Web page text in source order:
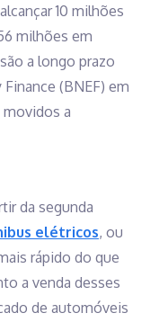
10 milhões
milhões em
a longo prazo
(BNEF) em
a
da segunda
elétricos, ou
rápido do que
a venda desses
de automóveis